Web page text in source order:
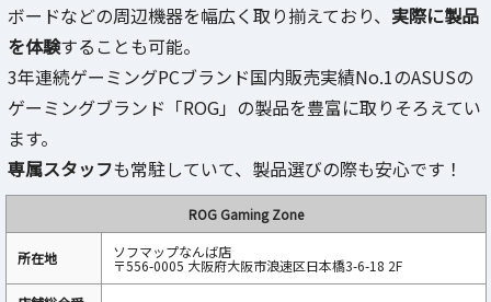
ボードなどの周辺機器を幅広く取り揃えており、 実際に製品
を体験することも可能。
3年連続ゲーミングPCブランド国内販売実績No.1のASUSの
ゲーミングブランド「ROG」の製品を豊富に取りそろえてい
ます。
専属スタッフも常駐していて、製品選びの際も安心です！
ROG Gaming Zone
所在地 ソフマップなんば店
〒556-0005 大阪府大阪市浪速区日本橋3-6-18 2F